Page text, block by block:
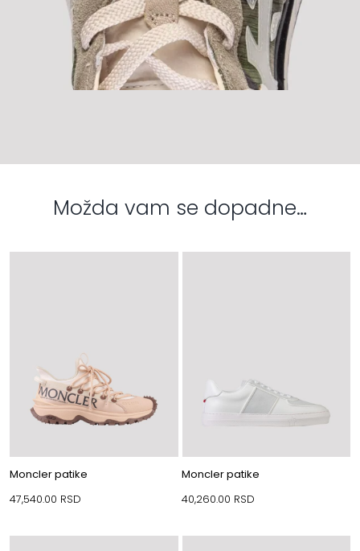
Možda vam se dopadne…
Moncler patike
47,540.00 RSD
Moncler patike
40,260.00 RSD